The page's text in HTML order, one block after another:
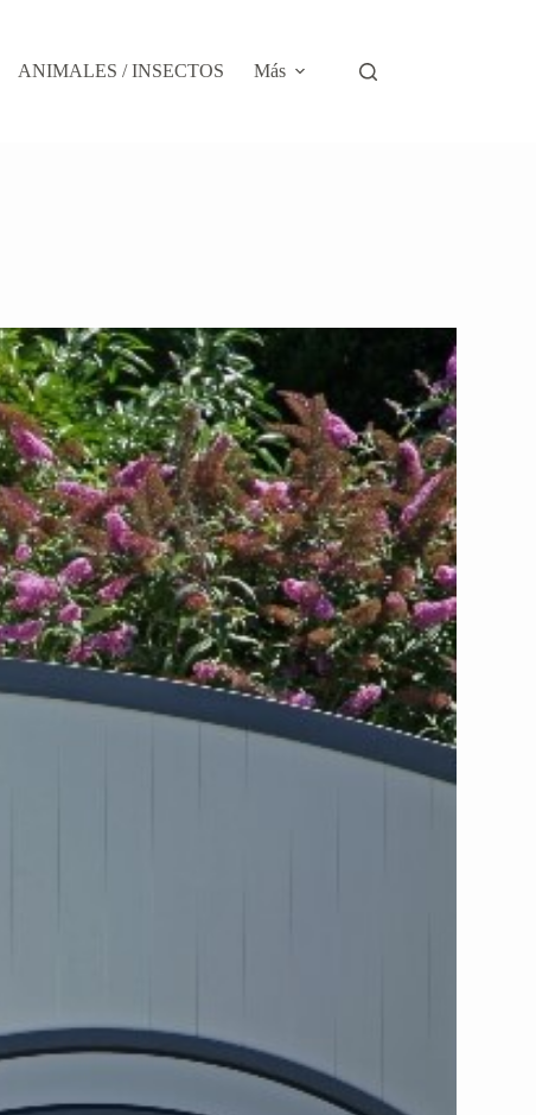
ANIMALES / INSECTOS Más